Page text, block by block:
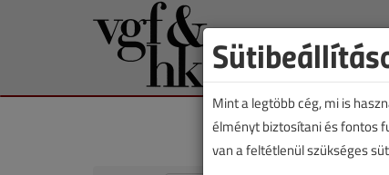
Mint a legtöbb cég, mi is
élményt biztosítani és fontos
van a feltétlenül szükséges